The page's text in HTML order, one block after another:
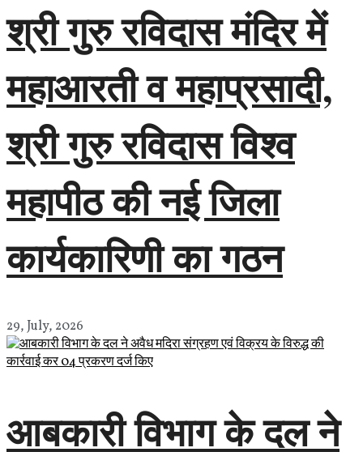
श्री गुरु रविदास मंदिर में
महाआरती व महाप्रसादी,
श्री गुरु रविदास विश्व
महापीठ की नई जिला
कार्यकारिणी का गठन
29, July, 2026
आबकारी विभाग के दल ने